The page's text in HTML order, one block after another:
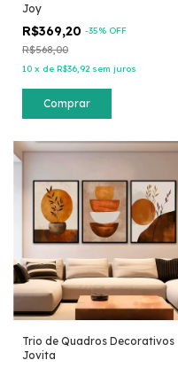
Joy
R$369,20 -35% OFF
R$568,00
10 x de R$36,92 sem juros
Comprar
Trio de Quadros Decorativos
Jovita